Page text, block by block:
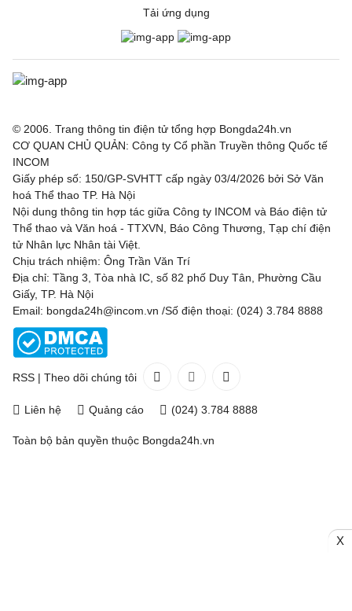
21:00
21:00
Derby County
Gillingham 21:00 Luton Town
Grimsby Town 21:00 Blackpool
Leicester 21:00 Northampton Town
Leyton Orient 21:00
Preston North End
Salford City
Sheffield Wednesday
Tải ứng dụng
© 2006. Trang thông tin điện tử tổng hợp Bongda24h.vn
CƠ QUAN CHỦ QUẢN: Công ty Cổ phần Truyền thông Quốc tế
INCOM
Giấy phép số: 150/GP-SVHTT cấp ngày 03/4/2026 bởi Sở Văn
hoá Thể thao TP. Hà Nội
Nội dung thông tin hợp tác giữa Công ty INCOM và Báo điện tử
Thể thao và Văn hoá - TTXVN, Báo Công Thương, Tạp chí điện
tử Nhân lực Nhân tài Việt.
Chịu trách nhiệm: Ông Trần Văn Trí
Địa chỉ: Tầng 3, Tòa nhà IC, số 82 phố Duy Tân, Phường Cầu
Giấy, TP. Hà Nội
Email: bongda24h@incom.vn /Số điện thoại: (024) 3.784 8888
RSS | Theo dõi chúng tôi
Liên hệ Quảng cáo (024) 3.784 8888
Toàn bộ bản quyền thuộc Bongda24h.vn
X